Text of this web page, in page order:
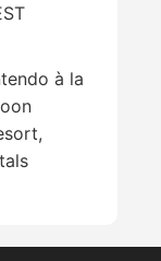
à la